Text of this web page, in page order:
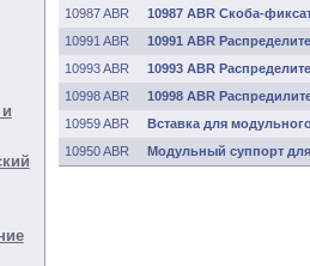
10987 ABR
10987 ABR Скоба-
10991 ABR
10991 ABR
10993 ABR
10993 ABR
10998 ABR
10998 ABR
10959 ABR
Вставка для
10950 ABR
Модульный суппорт